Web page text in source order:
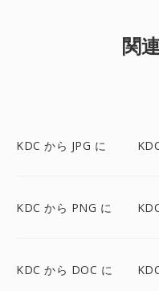
関
KDC から JPG に
KDC から PNG に
KDC から DOC に